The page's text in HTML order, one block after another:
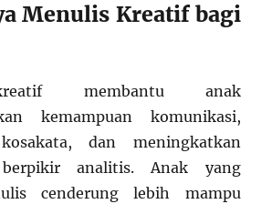
Menulis Kreatif bagi
membantu anak
kemampuan komunikasi,
dan meningkatkan
berpikir analitis. Anak yang
cenderung lebih mampu